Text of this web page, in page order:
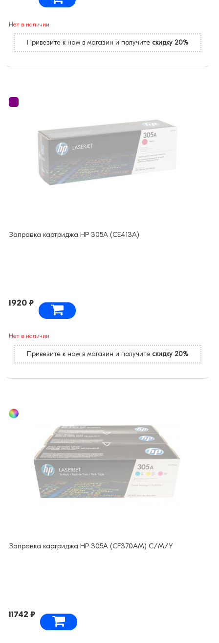
Нет в наличии
Привезите к нам в магазин и получите скидку 20%
Заправка картриджа HP 305А (CE413A)
1920 ₽
Нет в наличии
Привезите к нам в магазин и получите скидку 20%
Заправка картриджа HP 305А (CF370AM) C/M/Y
11742 ₽